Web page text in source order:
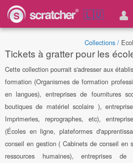
🇱🇺
Collections /
Tickets à gratter pour les
Cette collection pourrait s'adresser aux
formation (Organismes de formation
en langues), entreprises de fournitures
boutiques de matériel scolaire ),
Imprimeries, reprographes, etc),
(Écoles en ligne, plateformes
conseil en gestion ( Cabinets de conseil en
ressources humaines), entreprises